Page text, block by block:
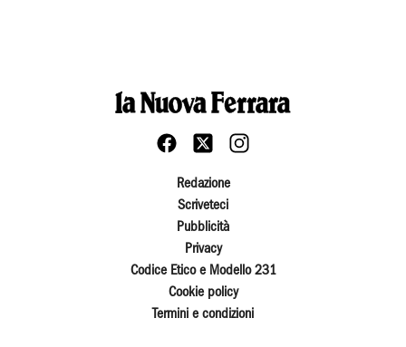
Redazione
Scriveteci
Pubblicità
Privacy
Codice Etico e Modello 231
Cookie policy
Termini e condizioni